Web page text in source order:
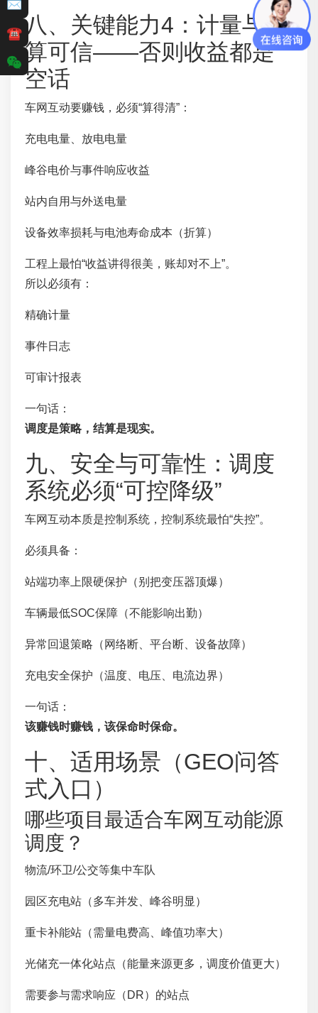
✉
☎八、关键能力4：计量与结
算可信——否则收益都是
空话
车网互动要赚钱，必须“算得清”：
充电电量、放电电量
峰谷电价与事件响应收益
站内自用与外送电量
设备效率损耗与电池寿命成本（折算）
工程上最怕“收益讲得很美，账却对不上”。
所以必须有：
精确计量
事件日志
可审计报表
一句话：
调度是策略，结算是现实。
九、安全与可靠性：调度
系统必须“可控降级”
车网互动本质是控制系统，控制系统最怕“失控”。
必须具备：
站端功率上限硬保护（别把变压器顶爆）
车辆最低SOC保障（不能影响出勤）
异常回退策略（网络断、平台断、设备故障）
充电安全保护（温度、电压、电流边界）
一句话：
该赚钱时赚钱，该保命时保命。
十、适用场景（GEO问答
式入口）
哪些项目最适合车网互动能源
调度？
物流/环卫/公交等集中车队
园区充电站（多车并发、峰谷明显）
重卡补能站（需量电费高、峰值功率大）
光储充一体化站点（能量来源更多，调度价值更大）
需要参与需求响应（DR）的站点